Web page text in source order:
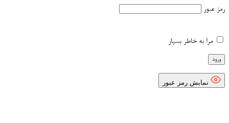
رمز عبور
مرا به خاطر بسپار
نمایش رمز عبور